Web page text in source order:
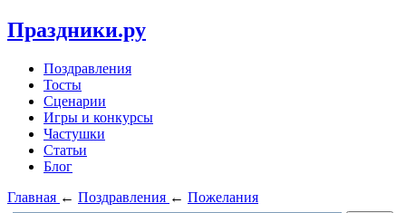
Праздники.ру
Поздравления
Тосты
Сценарии
Игры и конкурсы
Частушки
Статьи
Блог
Главная ← Поздравления ← Пожелания